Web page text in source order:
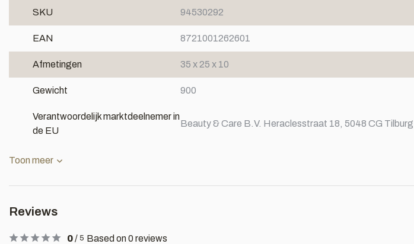
SKU 94530292
EAN 8721001262601
Afmetingen 35 x 25 x 10
Gewicht 900
Verantwoordelijk marktdeelnemer in
de EU
Beauty & Care B.V. Heraclesstraat 18, 5048 CG Tilburg
Toon meer
Reviews
0/ 5 Based on 0 reviews